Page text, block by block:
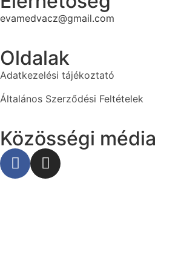
evamedvacz@gmail.com
Oldalak
Adatkezelési tájékoztató
Általános Szerződési Feltételek
Közösségi média